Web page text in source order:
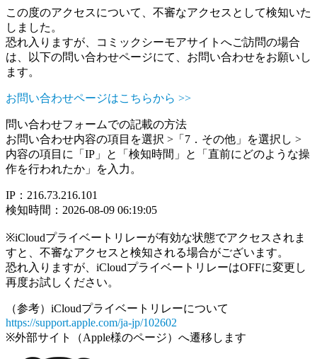
この度のアクセスについて、不審なアクセスとして検知いた
しました。
恐れ入りますが、コミックシーモアサイトへご訪問の場合
は、以下の問い合わせページにて、お問い合わせをお願いし
ます。
お問い合わせページはこちらから >>
問い合わせフォームでの記載の方法
お問い合わせ内容の項目を選択 >「7．その他」を選択し >
内容の項目に「IP」と「検知時間」と「直前にどのような操
作を行われたか」を入力。
IP：216.73.216.101
検知時間：2026-08-09 06:19:05
※iCloudプライベートリレーが有効な状態でアクセスされま
すと、不審なアクセスと検知される場合がございます。
恐れ入りますが、iCloudプライベートリレーはOFFに変更し
再度お試しください。
（参考）iCloudプライベートリレーについて
https://support.apple.com/ja-jp/102602
※外部サイト（Apple様のページ）へ遷移します